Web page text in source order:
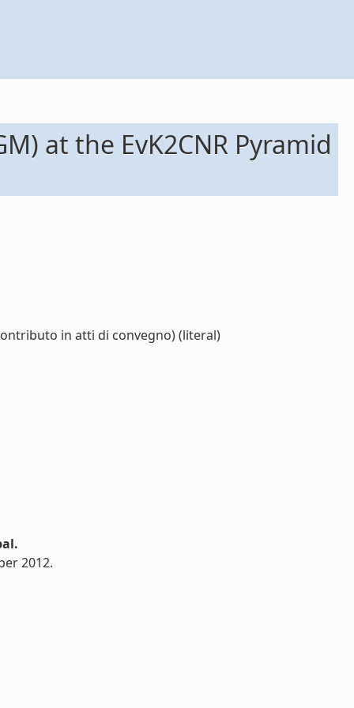
at the EvK2CNR Pyramid
in atti di convegno) (literal)
2012.